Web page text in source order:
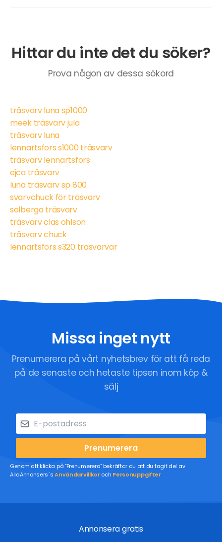
Hittar du inte det du söker?
Prova någon av dessa sökord
träsvarv luna sp1000
meek träsvarv jula
träsvarv luna
lennartsfors s1000 träsvarv
träsvarv lennartsfors
ejca träsvarv
luna träsvarv sp 800
svarvchuck för träsvarv
solberga träsvarv
träsvarv clas ohlson
träsvarv chuck
lennartsfors s320 träsvarvar
Missa inget nytt
Prenumerera på vårt nyhetsbrev för att få reda
på de senaste och hetaste tipsen inom köp &
sälj
Prenumerera
Genom att klicka på "Prenumerera" bekräftar du att du tagit del av
AllaAnnonsers´sAnvändarvillkoroch Personuppgifter
Annonsera gratis